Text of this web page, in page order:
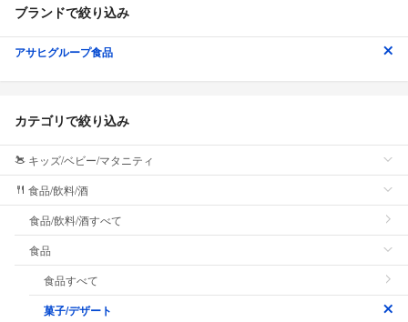
ブランドで絞り込み
アサヒグループ食品
カテゴリで絞り込み
キッズ/ベビー/マタニティ
食品/飲料/酒
食品/飲料/酒すべて
食品
食品すべて
菓子/デザート